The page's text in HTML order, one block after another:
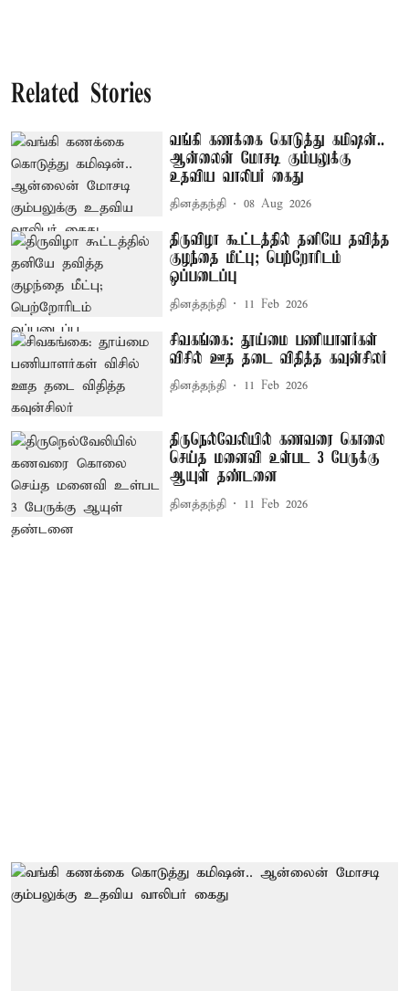
Related Stories
வங்கி கணக்கை கொடுத்து கமிஷன்..
ஆன்லைன் மோசடி கும்பலுக்கு
உதவிய வாலிபர் கைது
தினத்தந்தி 08 Aug 2026
திருவிழா கூட்டத்தில் தனியே தவித்த
குழந்தை மீட்பு; பெற்றோரிடம்
ஒப்படைப்பு
தினத்தந்தி 11 Feb 2026
சிவகங்கை: தூய்மை பணியாளர்கள்
விசில் ஊத தடை விதித்த கவுன்சிலர்
தினத்தந்தி 11 Feb 2026
திருநெல்வேலியில் கணவரை கொலை
செய்த மனைவி உள்பட 3 பேருக்கு
ஆயுள் தண்டனை
தினத்தந்தி 11 Feb 2026